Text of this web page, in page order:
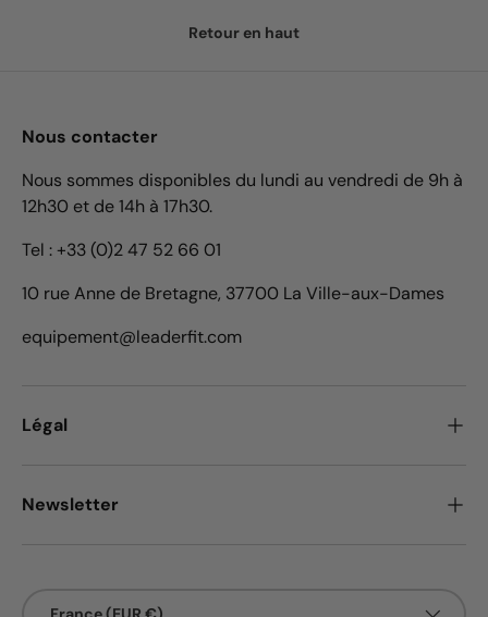
Retour en haut
Nous contacter
Nous sommes disponibles du lundi au vendredi de 9h à
12h30 et de 14h à 17h30.
Tel : +33 (0)2 47 52 66 01
10 rue Anne de Bretagne, 37700 La Ville-aux-Dames
equipement@leaderfit.com
Légal
Newsletter